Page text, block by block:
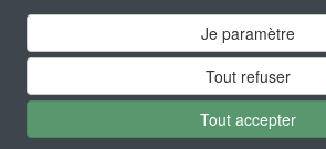
Je paramètre
Tout refuser
Tout accepter